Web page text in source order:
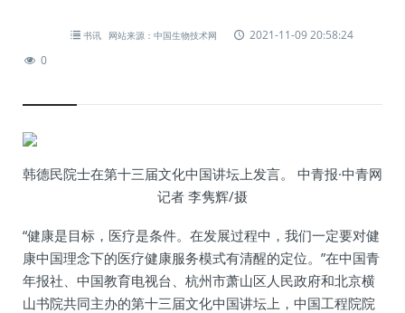
书讯 网站来源：中国生物技术网
2021-11-09 20:58:24
0
韩德民院士在第十三届文化中国讲坛上发言。 中青报·中青网
记者 李隽辉/摄
“健康是目标，医疗是条件。在发展过程中，我们一定要对健
康中国理念下的医疗健康服务模式有清醒的定位。”在中国青
年报社、中国教育电视台、杭州市萧山区人民政府和北京横
山书院共同主办的第十三届文化中国讲坛上，中国工程院院